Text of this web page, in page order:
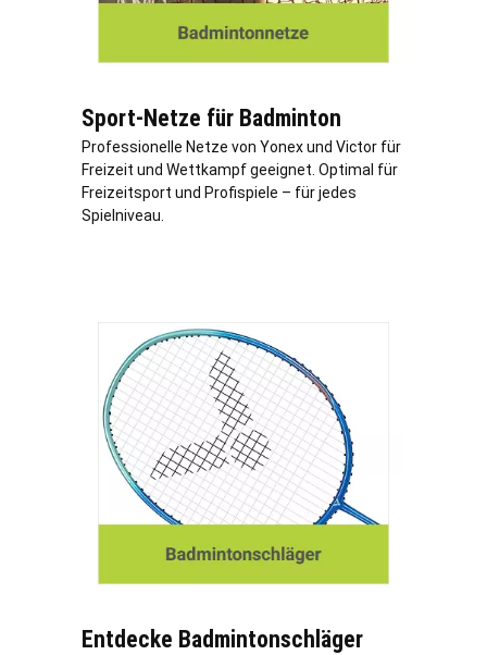
Sport-Netze für Badminton
Professionelle Netze von Yonex und Victor für
Freizeit und Wettkampf geeignet. Optimal für
Freizeitsport und Profispiele – für jedes
Spielniveau.
Entdecke Badmintonschläger